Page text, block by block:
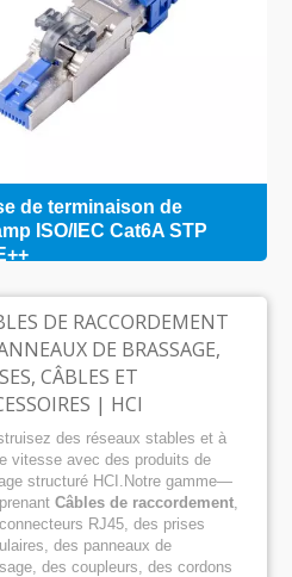
de terminaison de
ISO/IEC Cat6A STP
DE RACCORDEMENT
DE BRASSAGE,
CÂBLES ET
| HCI
des réseaux stables et à
vitesse avec des produits de
structuré HCI.Notre gamme—
Câbles de raccordement,
RJ45, des prises
des panneaux de
des coupleurs, des cordons